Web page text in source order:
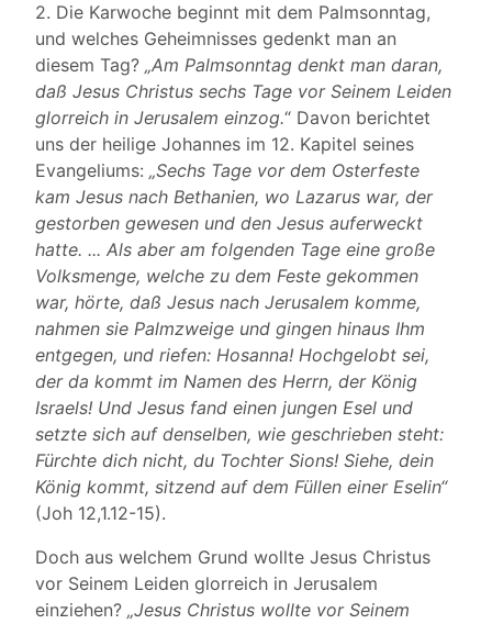
2. Die Karwoche beginnt mit dem Palmsonntag,
und welches Geheimnisses gedenkt man an
diesem Tag? „Am Palmsonntag denkt man daran,
daß Jesus Christus sechs Tage vor Seinem Leiden
glorreich in Jerusalem einzog.“ Davon berichtet
uns der heilige Johannes im 12. Kapitel seines
Evangeliums: „Sechs Tage vor dem Osterfeste
kam Jesus nach Bethanien, wo Lazarus war, der
gestorben gewesen und den Jesus auferweckt
hatte. ... Als aber am folgenden Tage eine große
Volksmenge, welche zu dem Feste gekommen
war, hörte, daß Jesus nach Jerusalem komme,
nahmen sie Palmzweige und gingen hinaus Ihm
entgegen, und riefen: Hosanna! Hochgelobt sei,
der da kommt im Namen des Herrn, der König
Israels! Und Jesus fand einen jungen Esel und
setzte sich auf denselben, wie geschrieben steht:
Fürchte dich nicht, du Tochter Sions! Siehe, dein
König kommt, sitzend auf dem Füllen einer Eselin“
(Joh 12,1.12-15).
Doch aus welchem Grund wollte Jesus Christus
vor Seinem Leiden glorreich in Jerusalem
einziehen? „Jesus Christus wollte vor Seinem